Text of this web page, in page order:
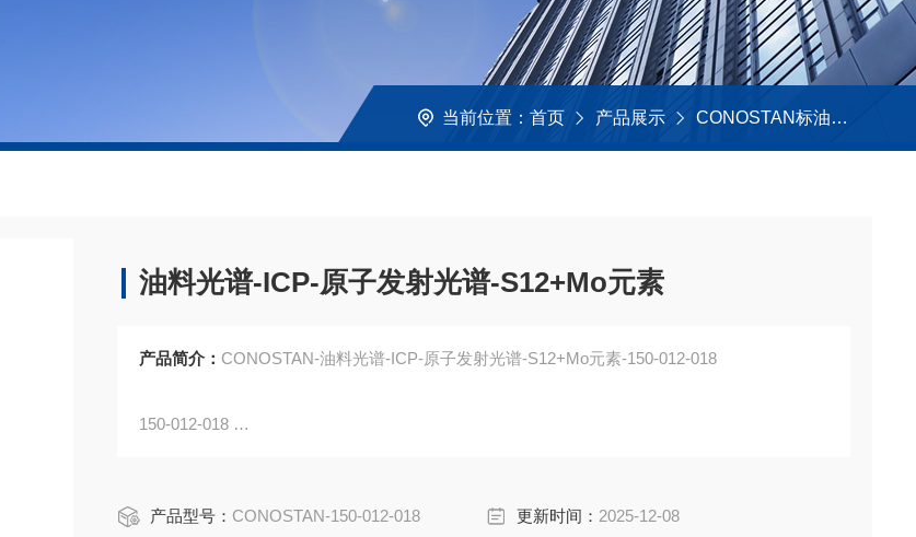
当前位置： 首页 产品展示 CONOSTAN标油
油料光谱-ICP-原子发射光谱-S12+Mo元素
产品简介： CONOSTAN-油料光谱-ICP-原子发射光谱-S12+Mo元素-150-012-018
150-012-018
CONOSTAN Standard S-12 + Mo, 10 ppm
产品型号： CONOSTAN-150-012-018 更新时间： 2025-12-08